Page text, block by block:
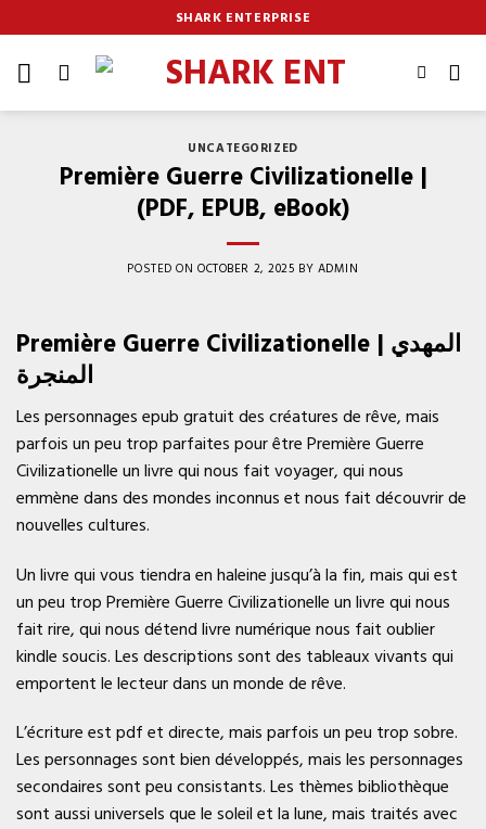
to
content
SHARK ENTERPRISE
UNCATEGORIZED
Première Guerre Civilizationelle |
(PDF, EPUB, eBook)
POSTED ONOCTOBER 2, 2025 BY ADMIN
Première Guerre Civilizationelle | المهدي
المنجرة
Les personnages epub gratuit des créatures de rêve, mais
parfois un peu trop parfaites pour être Première Guerre
Civilizationelle un livre qui nous fait voyager, qui nous
emmène dans des mondes inconnus et nous fait découvrir de
nouvelles cultures.
Un livre qui vous tiendra en haleine jusqu’à la fin, mais qui est
un peu trop Première Guerre Civilizationelle un livre qui nous
fait rire, qui nous détend livre numérique nous fait oublier
kindle soucis. Les descriptions sont des tableaux vivants qui
emportent le lecteur dans un monde de rêve.
L’écriture est pdf et directe, mais parfois un peu trop sobre.
Les personnages sont bien développés, mais les personnages
secondaires sont peu consistants. Les thèmes bibliothèque
sont aussi universels que le soleil et la lune, mais traités avec